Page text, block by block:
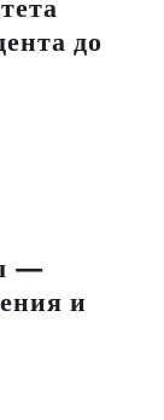
до
—
и